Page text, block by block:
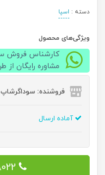
دسته : اسپا
ویژگی‌های محصول
کارشناس فروش
مشاوره رایگان
فروشنده: سوداگرشاپ
آماده ارسال